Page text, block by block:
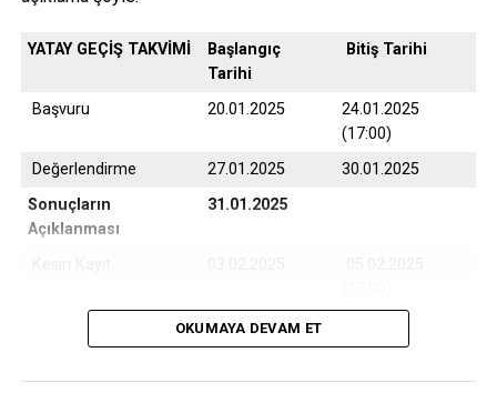
YATAY GEÇİŞ TAKVİMİ
Başlangıç
Tarihi
Bitiş Tarihi
Başvuru 20.01.2025
24.01.2025
(17:00)
Değerlendirme
27.01.2025
30.01.2025
Sonuçların
Açıklanması
31.01.2025
06.02.2025
(17:00)
OKUMAYA DEVAM ET